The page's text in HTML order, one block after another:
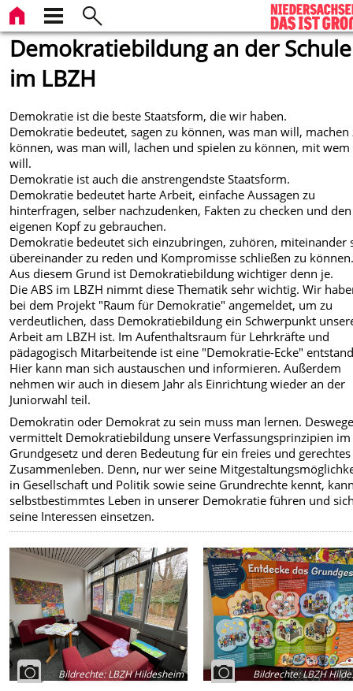
Demokratiebildung an der Schule
im LBZH
Demokratie ist die beste Staatsform, die wir haben.
Demokratie bedeutet, sagen zu können, was man will, machen
können, was man will, lachen und spielen zu können, mit
will.
Demokratie ist auch die anstrengendste Staatsform.
Demokratie bedeutet harte Arbeit, einfache Aussagen zu
hinterfragen, selber nachzudenken, Fakten zu checken und den
eigenen Kopf zu gebrauchen.
Demokratie bedeutet sich einzubringen, zuhören, miteinander
übereinander zu reden und Kompromisse schließen zu
Aus diesem Grund ist Demokratiebildung wichtiger denn je.
Die ABS im LBZH nimmt diese Thematik sehr wichtig. Wir
bei dem Projekt "Raum für Demokratie" angemeldet, um zu
verdeutlichen, dass Demokratiebildung ein Schwerpunkt
Arbeit am LBZH ist. Im Aufenthaltsraum für Lehrkräfte und
pädagogisch Mitarbeitende ist eine "Demokratie-Ecke"
Hier kann man sich austauschen und informieren. Außerdem
nehmen wir auch in diesem Jahr als Einrichtung wieder an der
Juniorwahl teil.
Demokratin oder Demokrat zu sein muss man lernen.
vermittelt Demokratiebildung unsere Verfassungsprinzipien im
Grundgesetz und deren Bedeutung für ein freies und gerechtes
Zusammenleben. Denn, nur wer seine
in Gesellschaft und Politik sowie seine Grundrechte kennt,
selbstbestimmtes Leben in unserer Demokratie führen und
seine Interessen einsetzen.
Bildrechte:LBZH Hildesheim Bildrechte:LBZH